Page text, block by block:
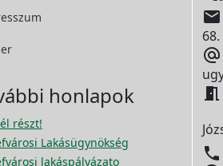
honlapok
részt!
Lakásügynökség
lakáspályázato

68.


